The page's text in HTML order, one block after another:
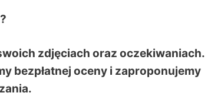
zdjęciach oraz oczekiwaniach.
bezpłatnej oceny i zaproponujemy